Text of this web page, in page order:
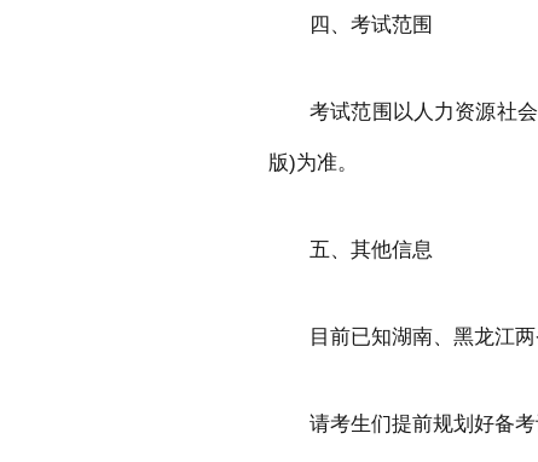
四、考试范围
考试范围以人力资源社
版)为准。
五、其他信息
目前已知湖南、黑龙江
请考生们提前规划好备